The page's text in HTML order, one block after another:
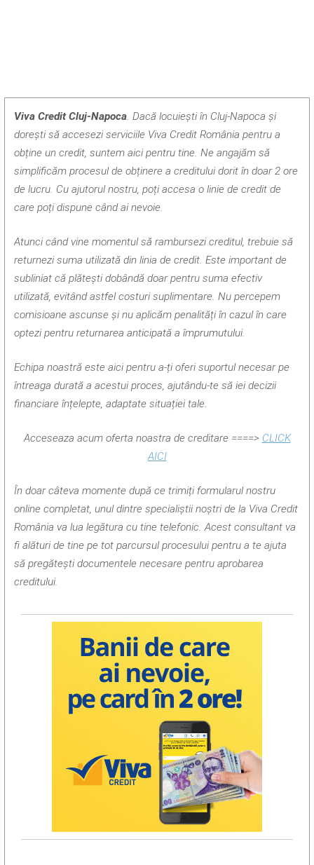
Viva Credit Cluj-Napoca.Dacă locuiești în Cluj-Napoca și
dorești să accesezi serviciile Viva Credit România pentru a
obține un credit, suntem aici pentru tine. Ne angajăm să
simplificăm procesul de obținere a creditului dorit în doar 2 ore
de lucru. Cu ajutorul nostru, poți accesa o linie de credit de
care poți dispune când ai nevoie.
Atunci când vine momentul să rambursezi creditul, trebuie să
returnezi suma utilizată din linia de credit. Este important de
subliniat că plătești dobândă doar pentru suma efectiv
utilizată, evitând astfel costuri suplimentare. Nu percepem
comisioane ascunse și nu aplicăm penalități în cazul în care
optezi pentru returnarea anticipată a împrumutului.
Echipa noastră este aici pentru a-ți oferi suportul necesar pe
întreaga durată a acestui proces, ajutându-te să iei decizii
financiare înțelepte, adaptate situației tale.
Acceseaza acum oferta noastra de creditare ====> CLICK
AICI
În doar câteva momente după ce trimiți formularul nostru
online completat, unul dintre specialiștii noștri de la Viva Credit
România va lua legătura cu tine telefonic. Acest consultant va
fi alături de tine pe tot parcursul procesului pentru a te ajuta
să pregătești documentele necesare pentru aprobarea
creditului.